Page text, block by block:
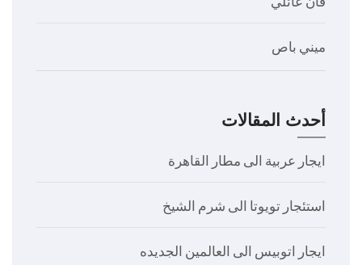
ميني باص
أحدث المقالات
ايجار عربية الى مطار القاهرة
استئجار تويوتا الى شرم الشيخ
ايجار اتوبيس الى العالمين الجديده